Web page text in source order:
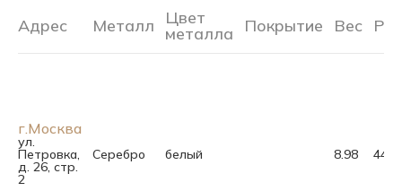
Адрес Металл Цвет
металла Покрытие Вес
г.Москва
ул.
Петровка,
д. 26, стр.
2
Серебро белый 8.98 44.0